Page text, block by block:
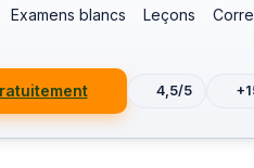
Examens blancs Leçons
4,5/5